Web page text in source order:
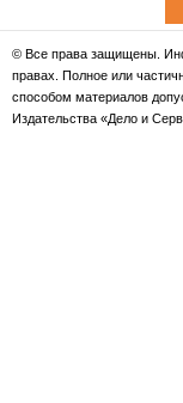
© Все права защищены.
правах. Полное или
способом материалов
Издательства «Дело и